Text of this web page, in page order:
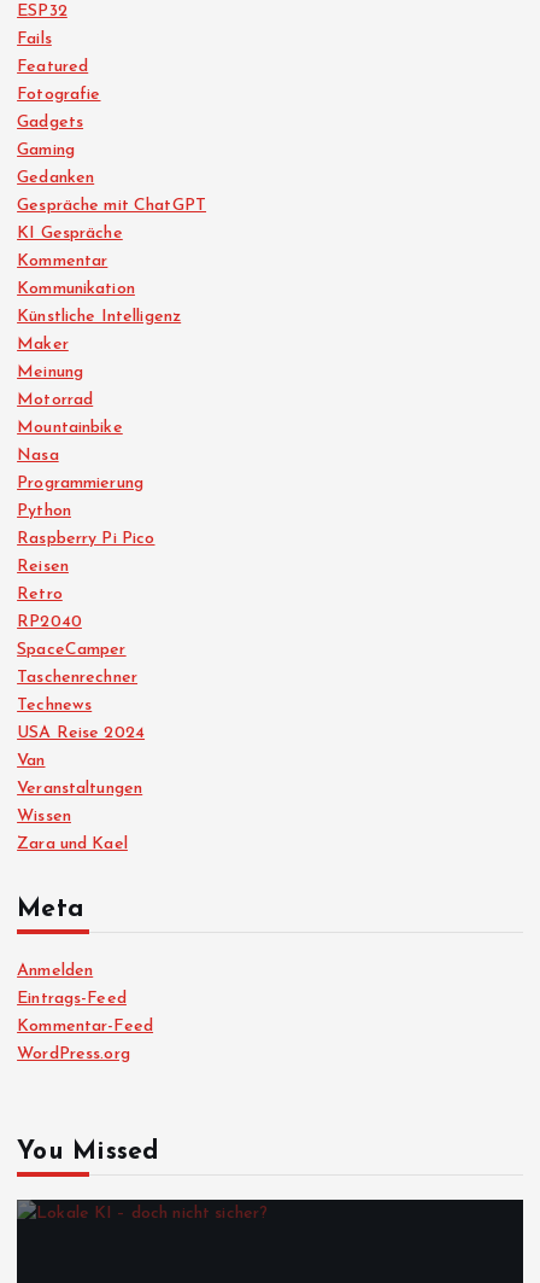
ESP32
Fails
Featured
Fotografie
Gadgets
Gaming
Gedanken
Gespräche mit ChatGPT
KI Gespräche
Kommentar
Kommunikation
Künstliche Intelligenz
Maker
Meinung
Motorrad
Mountainbike
Nasa
Programmierung
Python
Raspberry Pi Pico
Reisen
Retro
RP2040
SpaceCamper
Taschenrechner
Technews
USA Reise 2024
Van
Veranstaltungen
Wissen
Zara und Kael
Meta
Anmelden
Eintrags-Feed
Kommentar-Feed
WordPress.org
You Missed